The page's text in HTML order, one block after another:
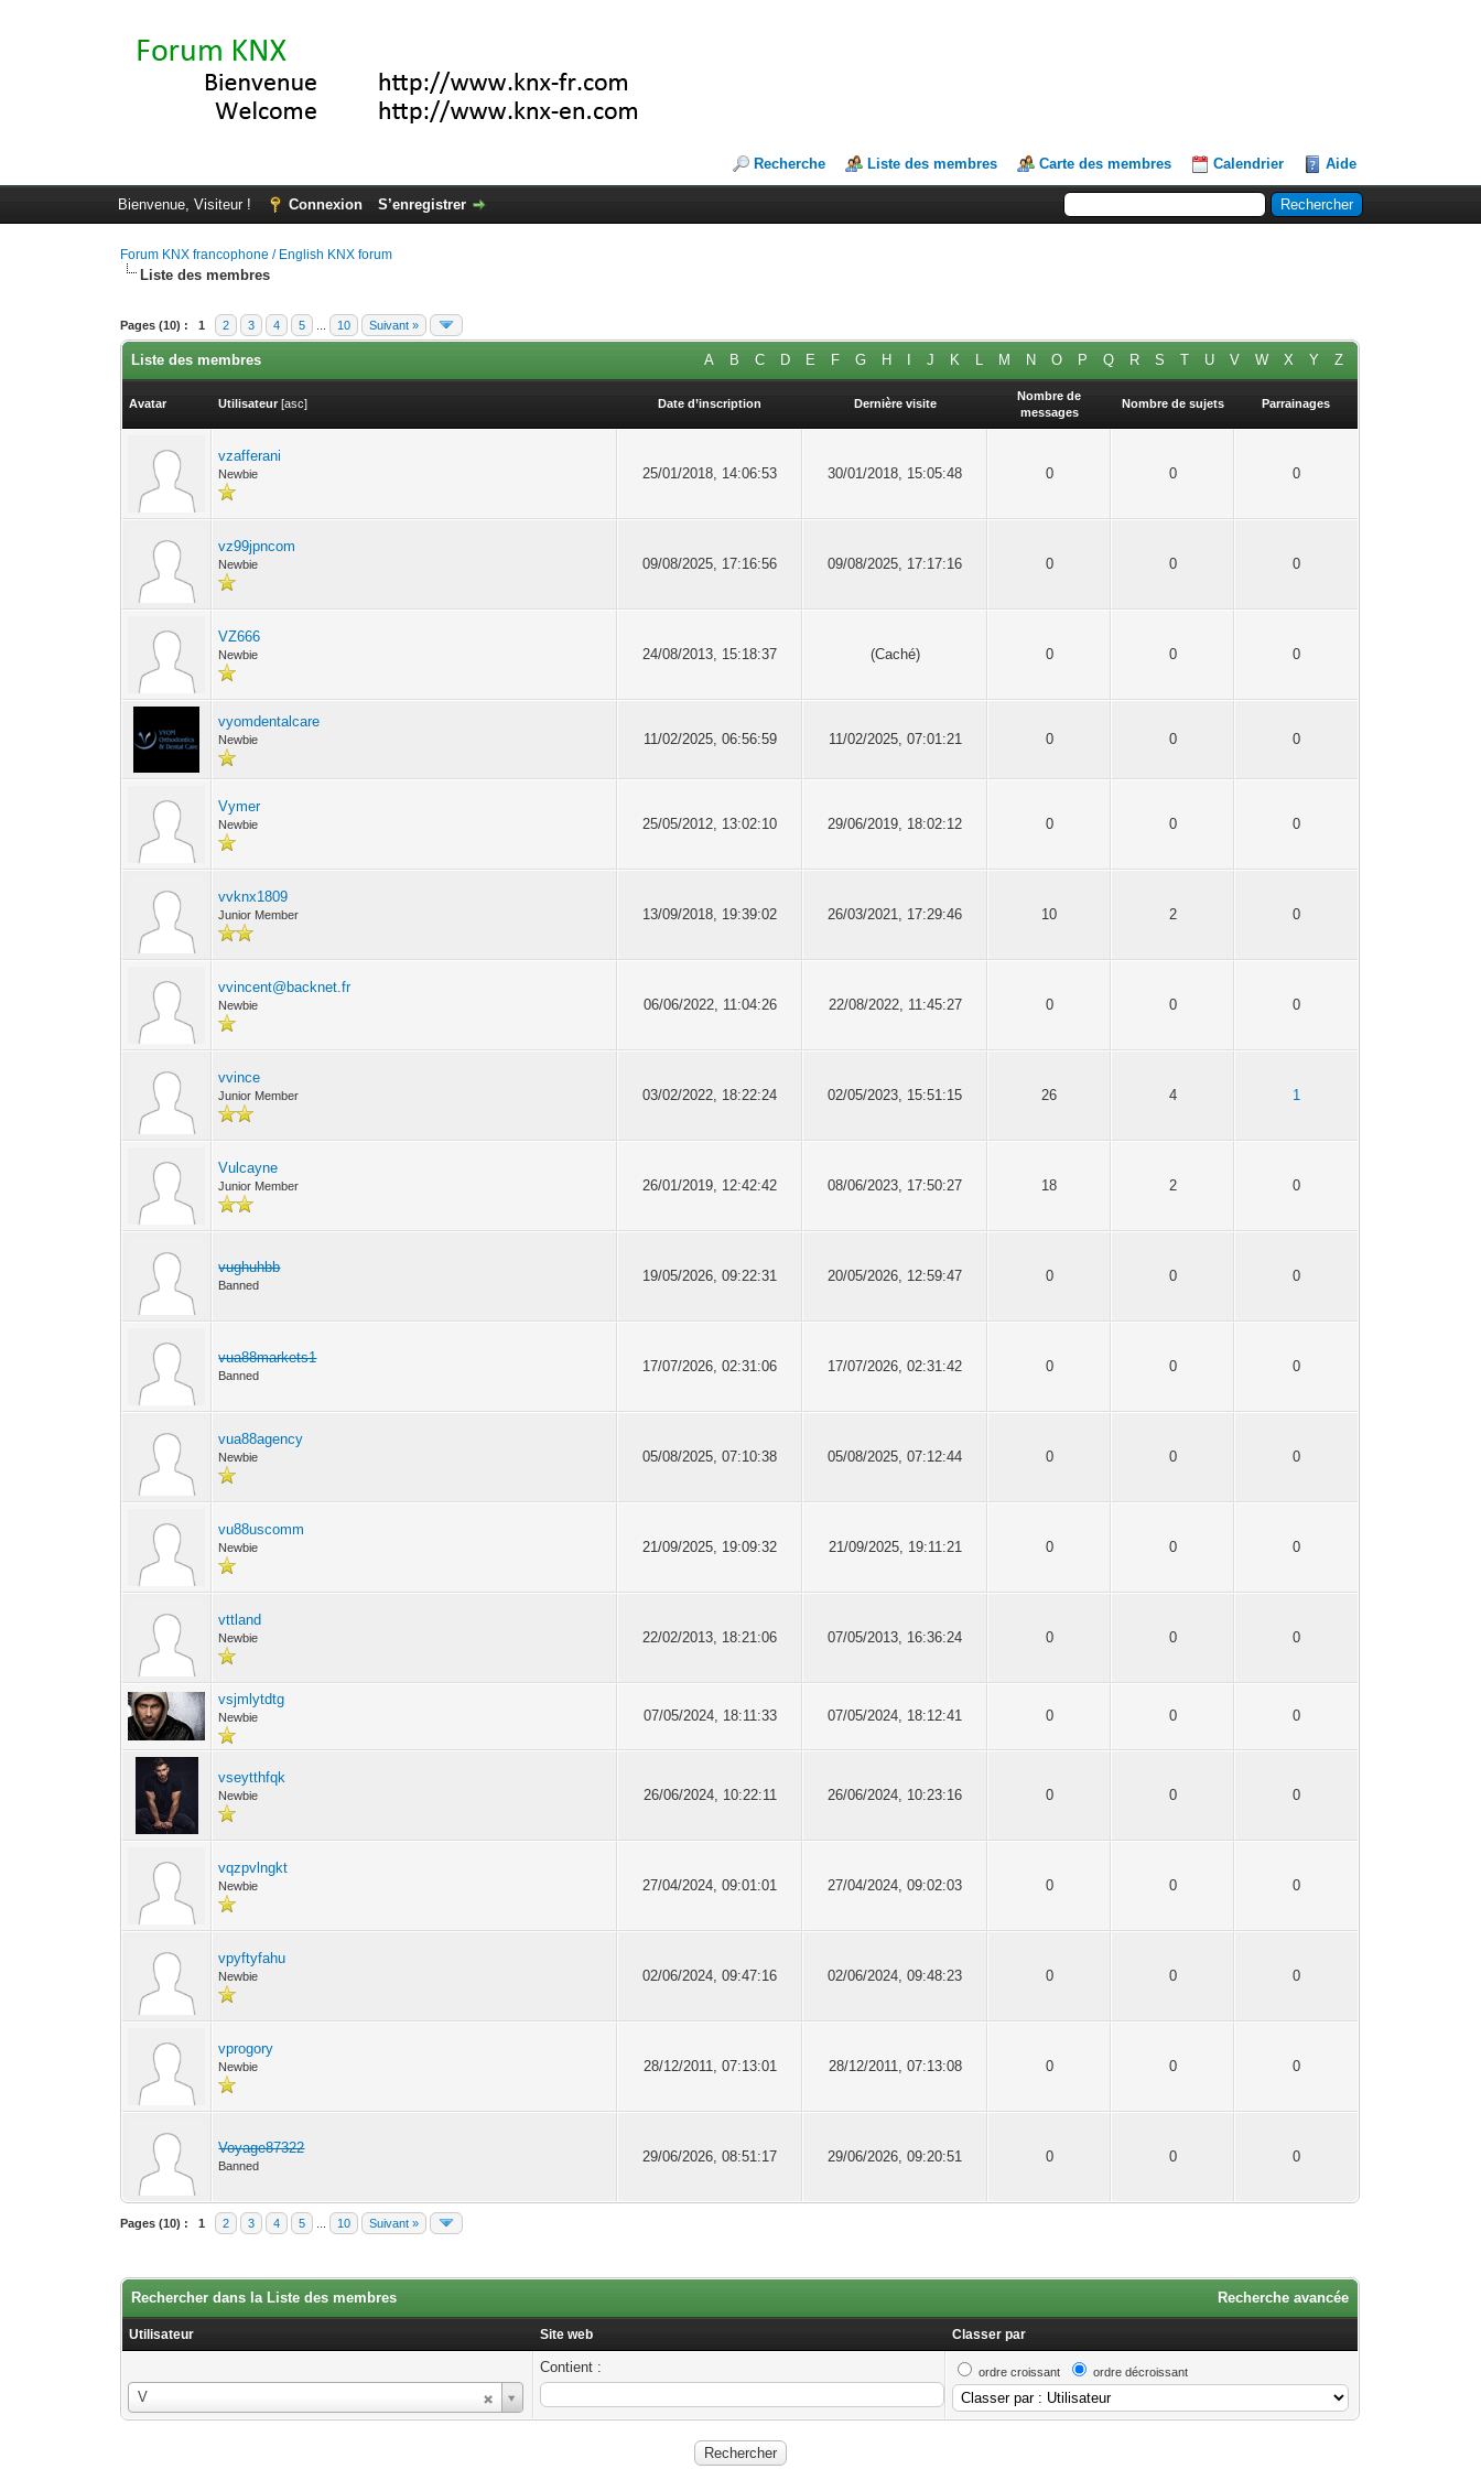
Recherche Liste des membres Carte des membres Calendrier Aide
Bienvenue, Visiteur ! Connexion S’enregistrer
Forum KNX francophone / English KNX forum
Liste des membres
Pages (10) : 1 2 3 4 5 10 Suivant »
A B C D E F G H J K L M N O P Q R S T U V W X Y Z
Liste des membres
Avatar Utilisateur [asc] Date d’inscription Dernière visite
Nombre de
messages
Nombre de sujets Parrainages
vzafferani
Newbie 25/01/2018, 14:06:53 30/01/2018, 15:05:48 0 0 0
vz99jpncom
Newbie 09/08/2025, 17:16:56 09/08/2025, 17:17:16 0 0 0
VZ666
Newbie 24/08/2013, 15:18:37 (Caché) 0 0 0
vyomdentalcare
Newbie 11/02/2025, 06:56:59 11/02/2025, 07:01:21 0 0 0
Vymer
Newbie 25/05/2012, 13:02:10 29/06/2019, 18:02:12 0 0 0
vvknx1809
Junior Member 13/09/2018, 19:39:02 26/03/2021, 17:29:46 10 2 0
vvincent@backnet.fr
Newbie 06/06/2022, 11:04:26 22/08/2022, 11:45:27 0 0 0
vvince
Junior Member 03/02/2022, 18:22:24 02/05/2023, 15:51:15 26 4 1
Vulcayne
Junior Member 26/01/2019, 12:42:42 08/06/2023, 17:50:27 18 2 0
vughuhbb
Banned
19/05/2026, 09:22:31 20/05/2026, 12:59:47 0 0 0
vua88markets1
Banned
17/07/2026, 02:31:06 17/07/2026, 02:31:42 0 0 0
vua88agency
Newbie 05/08/2025, 07:10:38 05/08/2025, 07:12:44 0 0 0
vu88uscomm
Newbie 21/09/2025, 19:09:32 21/09/2025, 19:11:21 0 0 0
vttland
Newbie 22/02/2013, 18:21:06 07/05/2013, 16:36:24 0 0 0
vsjmlytdtg
Newbie 07/05/2024, 18:11:33 07/05/2024, 18:12:41 0 0 0
vseytthfqk
Newbie 26/06/2024, 10:22:11 26/06/2024, 10:23:16 0 0 0
vqzpvlngkt
Newbie 27/04/2024, 09:01:01 27/04/2024, 09:02:03 0 0 0
vpyftyfahu
Newbie 02/06/2024, 09:47:16 02/06/2024, 09:48:23 0 0 0
vprogory
Newbie 28/12/2011, 07:13:01 28/12/2011, 07:13:08 0 0 0
Voyage87322
Banned
29/06/2026, 08:51:17 29/06/2026, 09:20:51 0 0 0
Pages (10) : 1 2 3 4 5 10 Suivant »
Recherche avancée
Rechercher dans la Liste des membres
Utilisateur Site web Classer par
V
Utilisateur
Contient : ordre croissant ordre décroissant